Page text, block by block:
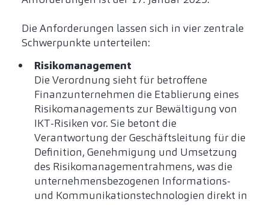
Die Anforderungen lassen sich in vier zentrale
Schwerpunkte unterteilen:
Risikomanagement
Die Verordnung sieht für betroffene
Finanzunternehmen die Etablierung eines
Risikomanagements zur Bewältigung von
IKT-Risiken vor. Sie betont die
Verantwortung der Geschäftsleitung für die
Definition, Genehmigung und Umsetzung
des Risikomanagementrahmens, was die
unternehmensbezogenen Informations-
und Kommunikationstechnologien direkt in